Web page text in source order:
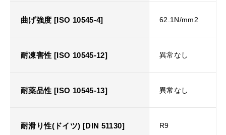
曲げ強度 [ISO 10545-4] 62.1N/mm2
耐凍害性 [ISO 10545-12] 異常なし
耐薬品性 [ISO 10545-13] 異常なし
耐滑り性(ドイツ) [DIN 51130] R9